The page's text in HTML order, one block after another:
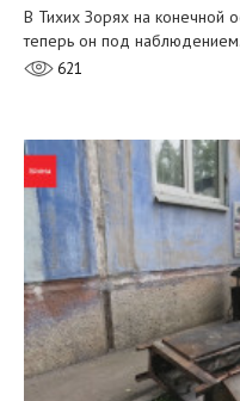
В Тихих Зорях на конечной
теперь он под
621